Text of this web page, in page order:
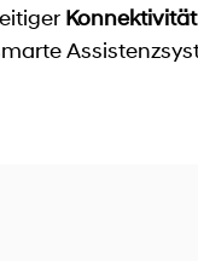
Konnektivität